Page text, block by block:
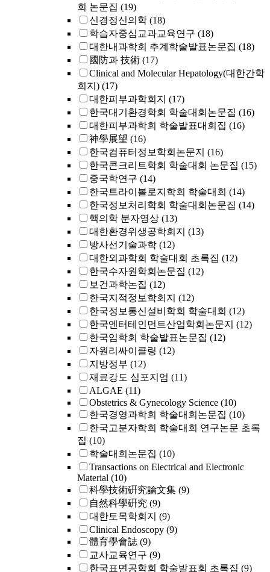
회 논문집 (19)
신경정신의학 (18)
학습자중심교과교육연구 (18)
대한내과학회 추계학술발표논문집 (18)
國防과 技術 (17)
Clinical and Molecular Hepatology(대한간학
회지) (17)
대한피부과학회지 (17)
한국대기환경학회 학술대회논문집 (16)
대한피부과학회 학술발표대회집 (16)
神學展望 (16)
한국컴퓨터정보학회논문지 (16)
한국콘크리트학회 학술대회 논문집 (15)
중국학연구 (14)
한국트라이볼로지학회 학술대회 (14)
한국정보처리학회 학술대회논문집 (14)
핵의학 분자영상 (13)
대한환경위생공학회지 (13)
방사선기술과학 (12)
대한외과학회 학술대회 초록집 (12)
한국수자원학회논문집 (12)
보건과학논집 (12)
한국지적정보학회지 (12)
한국정보통신설비학회 학술대회 (12)
한국엔터테인먼트산업학회논문지 (12)
한국임학회 학술발표논문집 (12)
자원리싸이클링 (12)
지방정부 (12)
재료강도 심포지엄 (11)
ALGAE (11)
Obstetrics & Gynecology Science (10)
한국경영과학회 학술대회논문집 (10)
한국고분자학회 학술대회 연구논문 초록
집 (10)
학술대회논문집 (10)
Transactions on Electrical and Electronic
Material (10)
科學技術硏究論文集 (9)
自然科學硏究 (9)
대한토목학회지 (9)
Clinical Endoscopy (9)
體育學會誌 (9)
교사교육연구 (9)
한국표면공학회 학술발표회 초록집 (9)